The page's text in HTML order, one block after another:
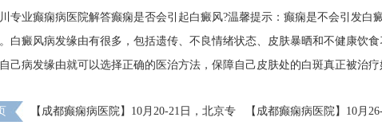
专业癫痫病医院解答癫痫是否会引起白癜风?温馨提示：癫痫是不会引发白
白癜风病发缘由有很多，包括遗传、不良情绪状态、皮肤暴晒和不健康饮
己病发缘由就可以选择正确的医治方法，保障自己皮肤处的白斑真正被治疗
【成都癫痫病医院】10月20-21日，北京专
【成都癫痫病医院】10月